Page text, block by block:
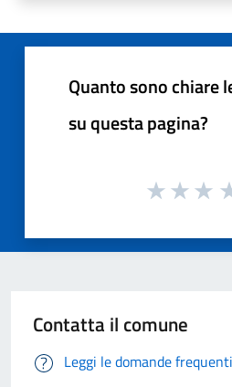
Quanto sono chiare
su questa pagina?
Contatta il comune
Leggi le domande frequenti